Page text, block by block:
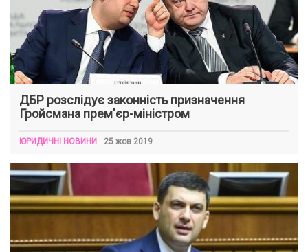
ДБР розслідує законність призначення
Гройсмана прем'єр-міністром
ЮРИДИЧНІ НОВИНИ 25 жов 2019